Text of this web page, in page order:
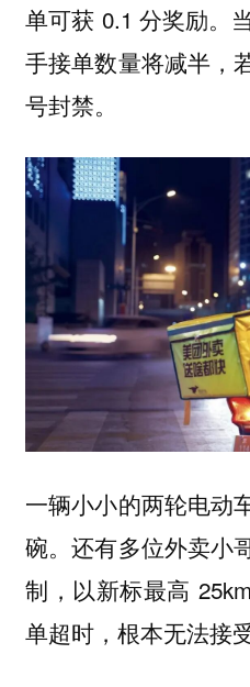
单可获 0.1 分奖励。
手接单数量将减半，
号封禁。
一辆小小的两轮电动
碗。还有多位外卖小
制，以新标最高
单超时，根本无法接受